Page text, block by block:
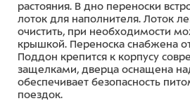
растояния. В дно переноски
лоток для наполнителя. Лоток
очистить, при необходимости
крышкой. Переноска снабжена
Поддон крепится к корпусу
защелками, дверца оснащена
обеспечивает безопасность
поездок.